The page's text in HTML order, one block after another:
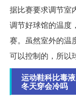
据比赛要求调节室
调节好球馆的温度
赛。虽然室外的温
可以控制的，所以
运动鞋科比毒
冬天穿会冷吗